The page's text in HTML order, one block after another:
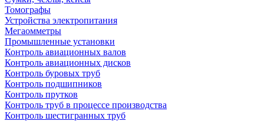
Томографы
Устройства электропитания
Мегаомметры
Промышленные установки
Контроль авиационных валов
Контроль авиационных дисков
Контроль буровых труб
Контроль подшипников
Контроль прутков
Контроль труб в процессе производства
Контроль шестигранных труб